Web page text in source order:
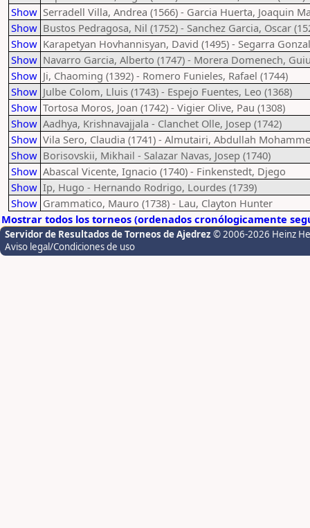
Show Serradell Villa, Andrea (1566) - Garcia Huerta, Joaquin
Show Bustos Pedragosa, Nil (1752) - Sanchez Garcia, Oscar
Show Karapetyan Hovhannisyan, David (1495) - Segarra
Show Navarro Garcia, Alberto (1747) - Morera Domenech,
Show Ji, Chaoming (1392) - Romero Funieles, Rafael (1744)
Show Julbe Colom, Lluis (1743) - Espejo Fuentes, Leo (1368)
Show Tortosa Moros, Joan (1742) - Vigier Olive, Pau (1308)
Show Aadhya, Krishnavajjala - Clanchet Olle, Josep (1742)
Show Vila Sero, Claudia (1741) - Almutairi, Abdullah
Show Borisovskii, Mikhail - Salazar Navas, Josep (1740)
Show Abascal Vicente, Ignacio (1740) - Finkenstedt, Djego
Show Ip, Hugo - Hernando Rodrigo, Lourdes (1739)
Show Grammatico, Mauro (1738) - Lau, Clayton Hunter
Mostrar todos los torneos (ordenados cronólogicamente
Servidor de Resultados de Torneos de Ajedrez © 2006-2026 Heinz
Aviso legal/Condiciones de uso